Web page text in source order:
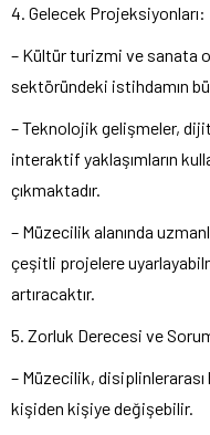
4. Gelecek Projeksiyonları:
– Kültür turizmi ve sanata
sektöründeki istihdamın
– Teknolojik gelişmeler,
interaktif yaklaşımların
çıkmaktadır.
– Müzecilik alanında
çeşitli projelere
artıracaktır.
5. Zorluk Derecesi ve
– Müzecilik,
kişiden kişiye değişebilir.